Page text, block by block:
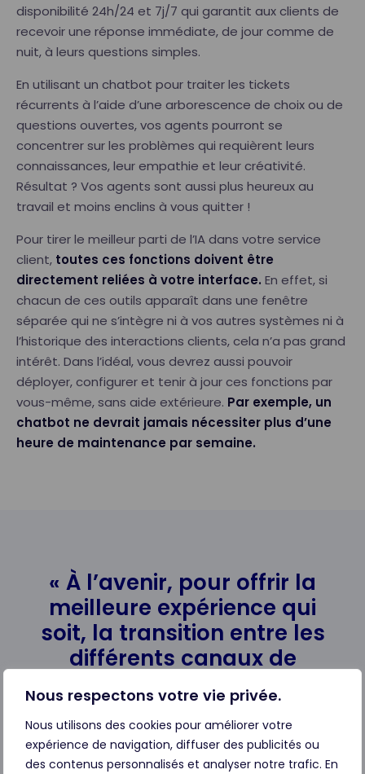
Nous respectons votre vie privée.
Nous utilisons des cookies pour améliorer votre
expérience de navigation, diffuser des publicités ou
des contenus personnalisés et analyser notre trafic. En
disponibilité 24h/24 et 7j/7 qui garantit aux clients de
recevoir une réponse immédiate, de jour comme de
nuit, à leurs questions simples.
En utilisant un chatbot pour traiter les tickets
récurrents à l’aide d’une arborescence de choix ou de
questions ouvertes, vos agents pourront se
concentrer sur les problèmes qui requièrent leurs
connaissances, leur empathie et leur créativité.
Résultat ? Vos agents sont aussi plus heureux au
travail et moins enclins à vous quitter !
Pour tirer le meilleur parti de l’IA dans votre service
client, toutes ces fonctions doivent être
directement reliées à votre interface. En effet, si
chacun de ces outils apparaît dans une fenêtre
séparée qui ne s’intègre ni à vos autres systèmes ni à
l’historique des interactions clients, cela n’a pas grand
intérêt. Dans l’idéal, vous devrez aussi pouvoir
déployer, configurer et tenir à jour ces fonctions par
vous-même, sans aide extérieure. Par exemple, un
chatbot ne devrait jamais nécessiter plus d’une
heure de maintenance par semaine.
« À l’avenir, pour offrir la
meilleure expérience qui
soit, la transition entre les
différents canaux de
communication utilisés par
vos clients devra être
parfaitement fluide. »
Anita Østerbø, directrice de Direktebank